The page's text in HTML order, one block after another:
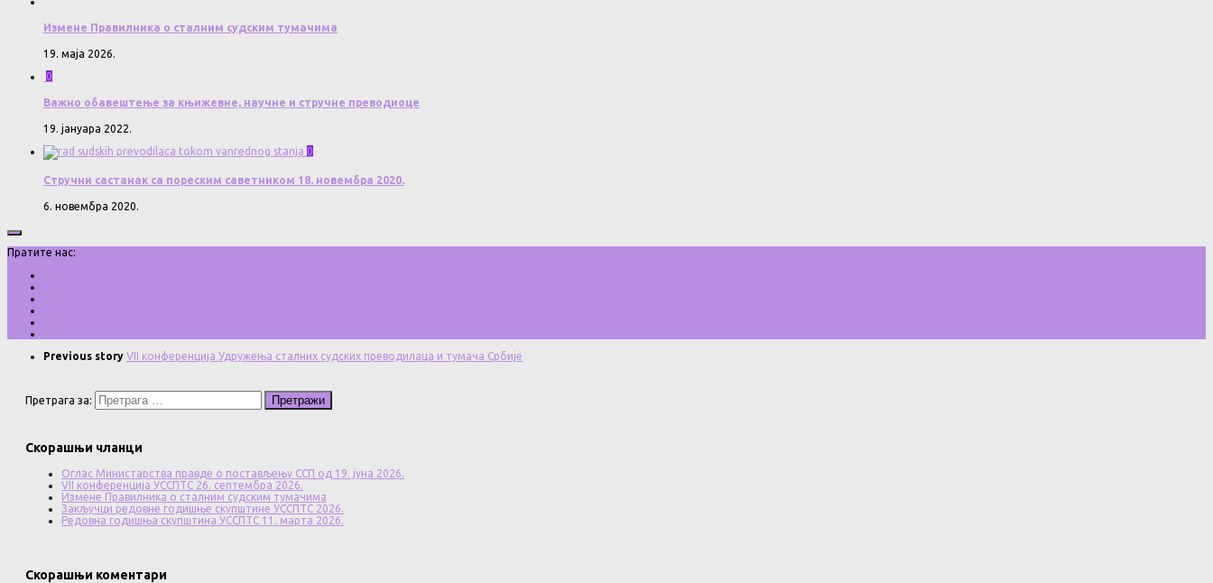
Измене Правилника о сталним судским тумачима
19. маја 2026.
0
Важно обавештење за књижевне, научне и стручне преводиоце
19. јануара 2022.
0
Стручни састанак са пореским саветником 18. новембра 2020.
6. новембра 2020.
Пратите нас:
Previous story VII конференција Удружења сталних судских преводилаца и тумача Србије
Претрага за:
Скорашњи чланци
Оглас Министарства правде о постављењу ССП од 19. јуна 2026.
VII конференција УССПТС 26. септембра 2026.
Измене Правилника о сталним судским тумачима
Закључци редовне годишње скупштине УССПТС 2026.
Редовна годишња скупштина УССПТС 11. марта 2026.
Скорашњи коментари